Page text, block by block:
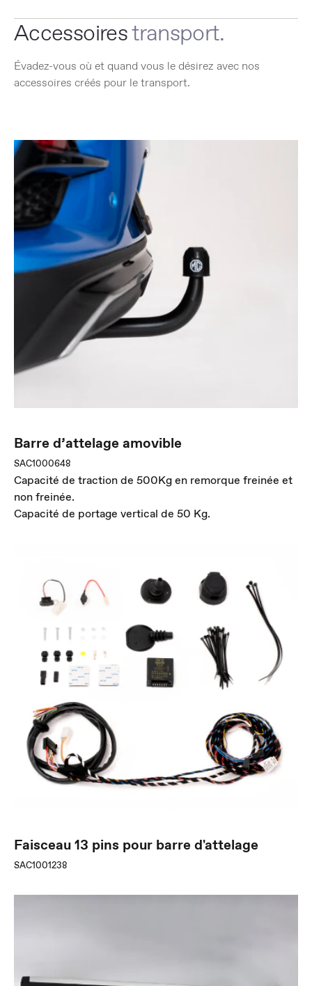
Accessoirestransport.
Évadez-vous où et quand vous le désirez avec nos
accessoires créés pour le transport.
Barre d’attelage amovible
SAC1000648
Capacité de traction de 500Kg en remorque freinée et
non freinée.
Capacité de portage vertical de 50 Kg.
Faisceau 13 pins pour barre d'attelage
SAC1001238